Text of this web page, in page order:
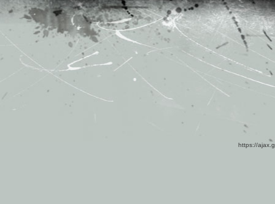
https://